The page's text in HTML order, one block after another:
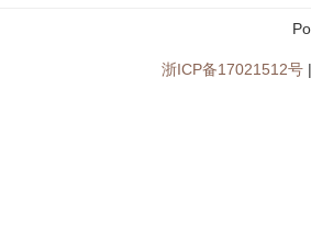
浙ICP备17021512号|